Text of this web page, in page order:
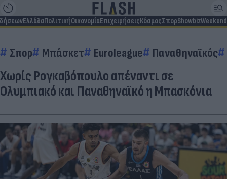
ΕλλάδαΠολιτικήΟικονομίαΕπιχειρήσειςΚόσμοςΣπορShowbizWeekend
Σπορ Μπάσκετ Euroleague Παναθηναϊκός
Χωρίς Ρογκαβόπουλο απέναντι σε
Ολυμπιακό και Παναθηναϊκό η Μπασκόνια